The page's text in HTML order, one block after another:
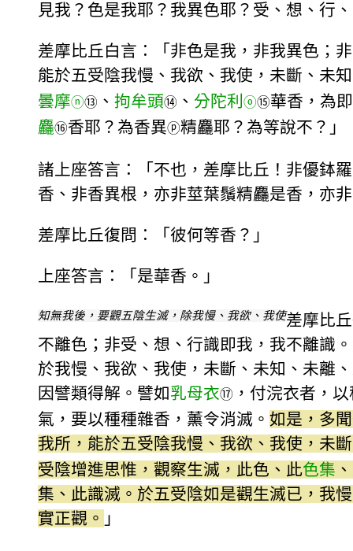
見我？色是我耶？我異色耶？受、想、行
差摩比丘白言：「非色是我，非我異色；
能於五受陰我慢、我欲、我使，未斷、未
曇摩ⓝ⑬ 、 拘牟頭⑭ 、 分陀利 ⓞ⑮華香，為
麤⑯香耶？為香異ⓟ精麤耶？為等說不？」
諸上座答言：「不也，差摩比丘！非優鉢
香、非香異根，亦非莖葉鬚精麤是香，亦
差摩比丘復問：「彼何等香？」
上座答言：「是華香。」
知無我後，要觀五陰生滅，除我慢、我欲、我使差摩比
不離色；非受、想、行識即我，我不離識
於我慢、我欲、我使，未斷、未知、未離
因譬類得解。譬如乳母衣⑰ ，付浣衣者，
氣，要以種種雜香，薰令消滅。 如是，多
我所，能於五受陰我慢、我欲、我使，未
受陰增進思惟，觀察生滅，此色、此色集
集、此識滅。於五受陰如是觀生滅已，我
實正觀。 」